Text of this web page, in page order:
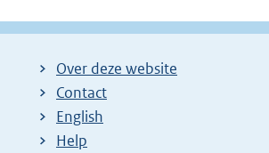
Over deze website
Contact
English
Help